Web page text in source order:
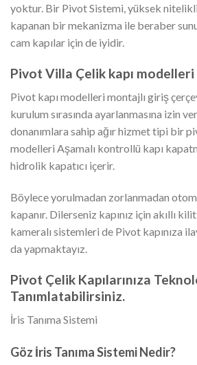
yoktur. Bir Pivot Sistemi, yüksek
kapanan bir mekanizma ile beraber
cam kapılar için de iyidir.
Pivot Villa Çelik kapı modelleri
Pivot kapı modelleri montajlı giriş
kurulum sırasında ayarlanmasına izin
donanımlara sahip ağır hizmet tipi bir
modelleri Aşamalı kontrollü kapı
hidrolik kapatıcı içerir.
Böylece yorulmadan zorlanmadan
kapanır. Dilerseniz kapınız için akıllı
kameralı sistemleri de Pivot kapınıza
da yapmaktayız.
Pivot Çelik Kapılarınıza
Tanımlatabilirsiniz.
İris Tanıma Sistemi
Göz İris Tanıma Sistemi Nedir?